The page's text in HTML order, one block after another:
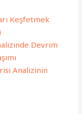
Keşfetmek
Devrim
Analizinin